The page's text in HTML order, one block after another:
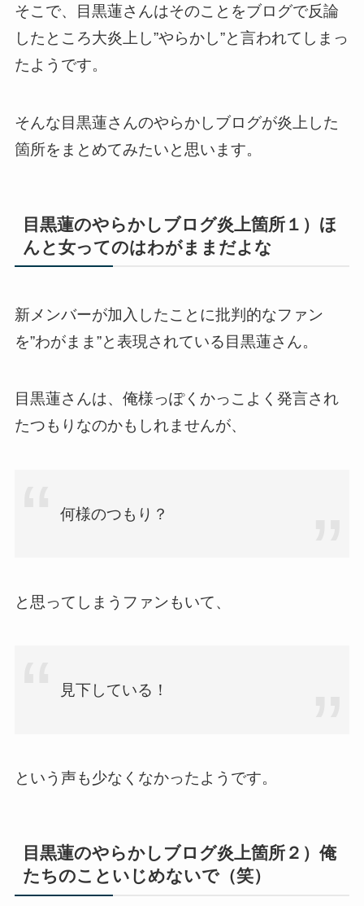
そこで、目黒蓮さんはそのことをブログで反論
したところ大炎上し”やらかし”と言われてしまっ
たようです。
そんな目黒蓮さんのやらかしブログが炎上した
箇所をまとめてみたいと思います。
目黒蓮のやらかしブログ炎上箇所１）ほ
んと女ってのはわがままだよな
新メンバーが加入したことに批判的なファン
を”わがまま”と表現されている目黒蓮さん。
目黒蓮さんは、俺様っぽくかっこよく発言され
たつもりなのかもしれませんが、
何様のつもり？
と思ってしまうファンもいて、
見下している！
という声も少なくなかったようです。
目黒蓮のやらかしブログ炎上箇所２）俺
たちのこといじめないで（笑）